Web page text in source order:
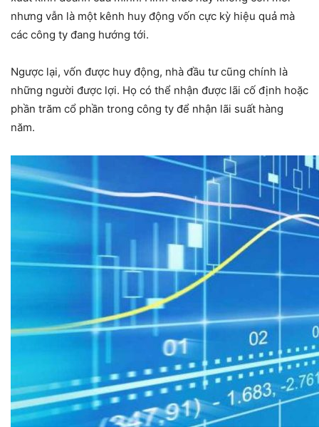
nhưng vẫn là một kênh huy động vốn cực kỳ hiệu quả mà
các công ty đang hướng tới.
Ngược lại, vốn được huy động, nhà đầu tư cũng chính là
những người được lợi. Họ có thể nhận được lãi cố định hoặc
phần trăm cổ phần trong công ty để nhận lãi suất hàng
năm.